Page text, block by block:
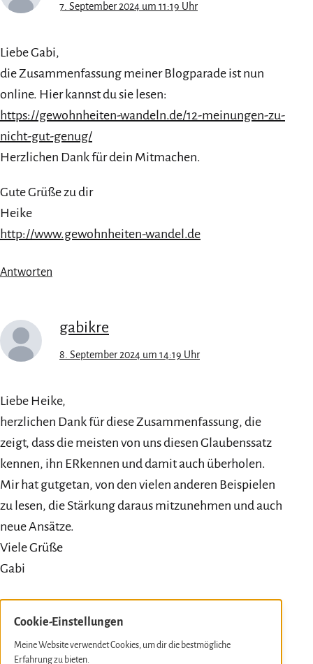
7. September 2024 um 11:19 Uhr
Liebe Gabi,
die Zusammenfassung meiner Blogparade ist nun
online. Hier kannst du sie lesen:
https://gewohnheiten-wandeln.de/12-meinungen-zu-
nicht-gut-genug/
Herzlichen Dank für dein Mitmachen.
Gute Grüße zu dir
Heike
http://www.gewohnheiten-wandel.de
Antworten
gabikre
8. September 2024 um 14:19 Uhr
Liebe Heike,
herzlichen Dank für diese Zusammenfassung, die
zeigt, dass die meisten von uns diesen Glaubenssatz
kennen, ihn ERkennen und damit auch überholen.
Mir hat gutgetan, von den vielen anderen Beispielen
zu lesen, die Stärkung daraus mitzunehmen und auch
neue Ansätze.
Viele Grüße
Gabi
Pingback:Monatsrückblick August 2024
Cookie-Einstellungen
Meine Website verwendet Cookies, um dir die bestmögliche
Erfahrung zu bieten.